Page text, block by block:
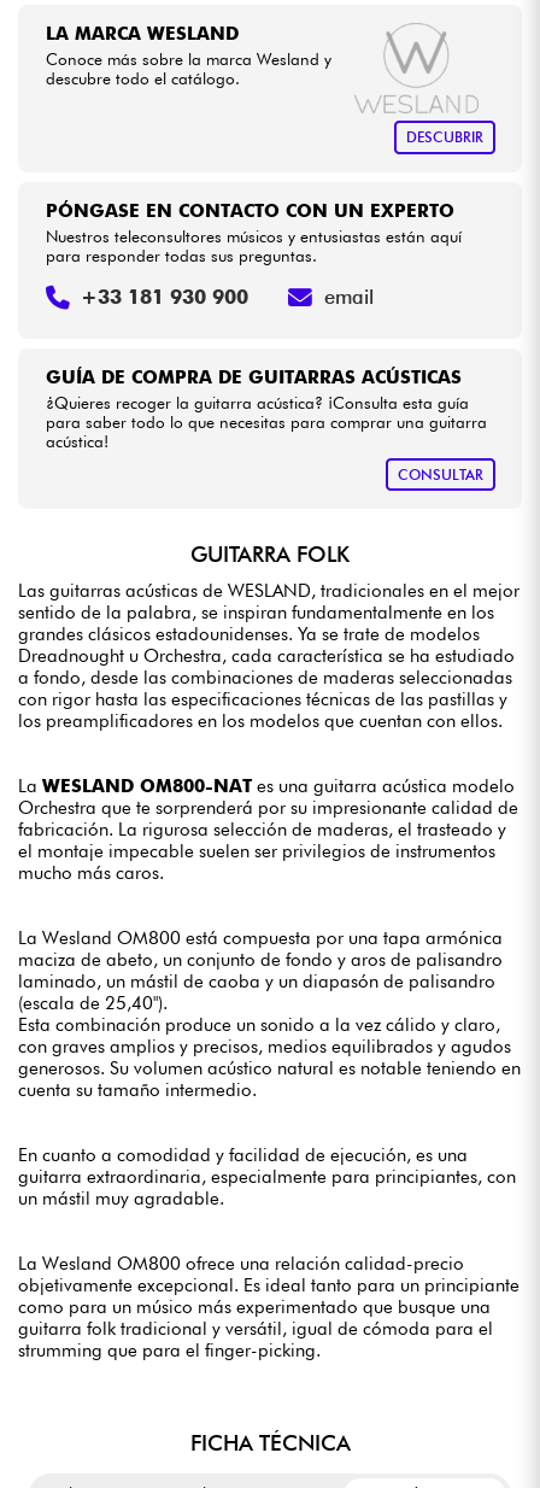
Bundle
LA MARCA WESLAND
Conoce más sobre la marca Wesland y
descubre todo el catálogo.
DESCUBRIR
GUÍA DE COMPRA DE GUITARRAS ACÚSTICAS
¿Quieres recoger la guitarra acústica? ¡Consulta esta guía
para saber todo lo que necesitas para comprar una guitarra
acústica!
CONSULTAR
PÓNGASE EN CONTACTO CON UN EXPERTO
Nuestros teleconsultores músicos y entusiastas están aquí
para responder todas sus preguntas.
+33 181 930 900 email
GUITARRA FOLK
Las guitarras acústicas de WESLAND, tradicionales en el mejor
sentido de la palabra, se inspiran fundamentalmente en los
grandes clásicos estadounidenses. Ya se trate de modelos
Dreadnought u Orchestra, cada característica se ha estudiado
a fondo, desde las combinaciones de maderas seleccionadas
con rigor hasta las especificaciones técnicas de las pastillas y
los preamplificadores en los modelos que cuentan con ellos.
La WESLAND OM800-NAT es una guitarra acústica modelo
Orchestra que te sorprenderá por su impresionante calidad de
fabricación. La rigurosa selección de maderas, el trasteado y
el montaje impecable suelen ser privilegios de instrumentos
mucho más caros.
La Wesland OM800 está compuesta por una tapa armónica
maciza de abeto, un conjunto de fondo y aros de palisandro
laminado, un mástil de caoba y un diapasón de palisandro
(escala de 25,40").
Esta combinación produce un sonido a la vez cálido y claro,
con graves amplios y precisos, medios equilibrados y agudos
generosos. Su volumen acústico natural es notable teniendo en
cuenta su tamaño intermedio.
En cuanto a comodidad y facilidad de ejecución, es una
guitarra extraordinaria, especialmente para principiantes, con
un mástil muy agradable.
La Wesland OM800 ofrece una relación calidad-precio
objetivamente excepcional. Es ideal tanto para un principiante
como para un músico más experimentado que busque una
guitarra folk tradicional y versátil, igual de cómoda para el
strumming que para el finger-picking.
FICHA TÉCNICA